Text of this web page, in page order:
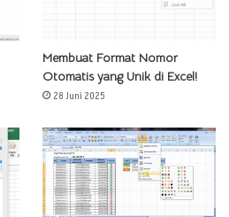
Membuat Format Nomor
Otomatis yang Unik di Excel!
28 Juni 2025